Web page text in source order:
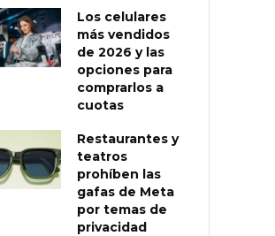
Los celulares
más vendidos
de 2026 y las
opciones para
comprarlos a
cuotas
Restaurantes y
teatros
prohíben las
gafas de Meta
por temas de
privacidad